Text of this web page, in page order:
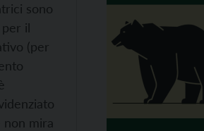
sono
il
(per
non mira